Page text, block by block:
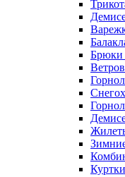
Брюки
Куртки